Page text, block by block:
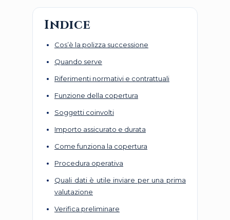
Indice
Cos’è la polizza successione
Quando serve
Riferimenti normativi e contrattuali
Funzione della copertura
Soggetti coinvolti
Importo assicurato e durata
Come funziona la copertura
Procedura operativa
Quali dati è utile inviare per una prima
valutazione
Verifica preliminare